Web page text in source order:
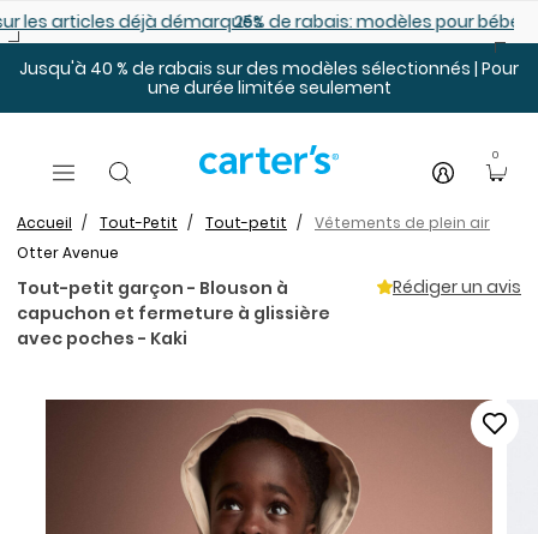
démarqués25% de rabais: modèles pour bébé
Jusqu'à 40 % de rabais sur des modèles sélectionnés | Pour
une durée limitée seulement
0
Accueil Tout-Petit Tout-petit
Vêtements de plein air
Otter Avenue
Tout-petit garçon - Blouson à
capuchon et fermeture à glissière
avec poches - Kaki
Rédiger un avis